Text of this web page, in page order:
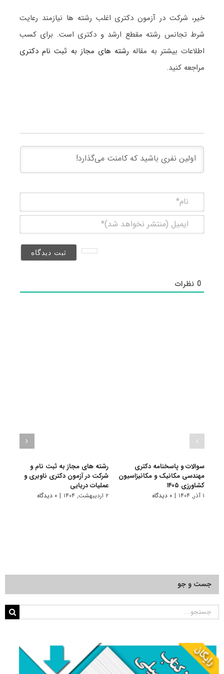
خیر، شرکت در آزمون دکتری اغلب رشته ها نیازمند رعایت
شرط تجانس رشته مقطع ارشد و دکتری است. برای کسب
اطلاعات بیشتر به مقاله رشته های مجاز به ثبت نام دکتری
مراجعه کنید.
(منتشر
0نظرات
سوالات و پاسخنامه دکتری
مهندسی مکانیک و مکانیزاسیون
کشاورزی ۱۴۰۵
۱ آذر, ۱۴۰۴ | ۰ دیدگاه
رشته های مجاز به ثبت نام و
شرکت در آزمون دکتری ناوبری و
عملیات دریایی
۲ اردیبهشت, ۱۴۰۴ | ۰ دیدگاه
جست و جو
جستجو